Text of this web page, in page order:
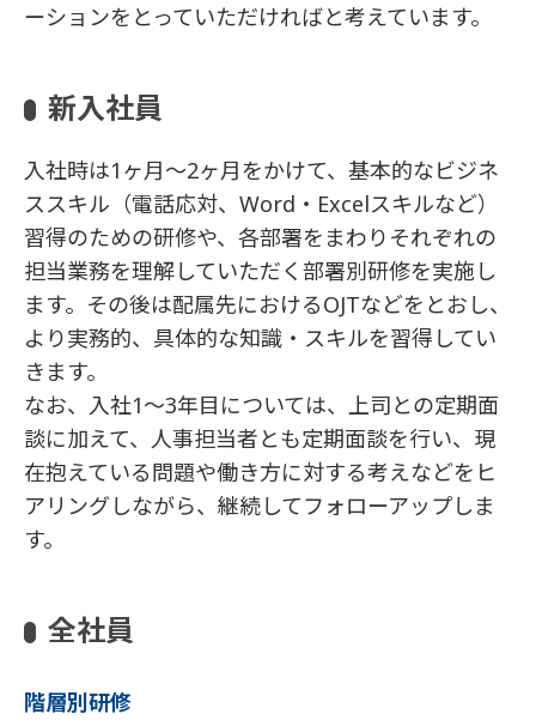
ーションをとっていただければと考えています。
新入社員
入社時は1ヶ月～2ヶ月をかけて、基本的なビジネ
ススキル（電話応対、Word・Excelスキルなど）
習得のための研修や、各部署をまわりそれぞれの
担当業務を理解していただく部署別研修を実施し
ます。その後は配属先におけるOJTなどをとおし、
より実務的、具体的な知識・スキルを習得してい
きます。
なお、入社1～3年目については、上司との定期面
談に加えて、人事担当者とも定期面談を行い、現
在抱えている問題や働き方に対する考えなどをヒ
アリングしながら、継続してフォローアップしま
す。
全社員
階層別研修